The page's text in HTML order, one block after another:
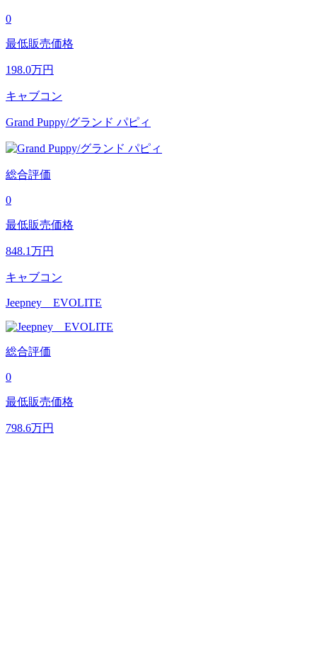
0
最低販売価格
198.0万円
キャブコン
Grand Puppy/グランド パピィ
総合評価
0
最低販売価格
848.1万円
キャブコン
Jeepney EVOLITE
総合評価
0
最低販売価格
798.6万円